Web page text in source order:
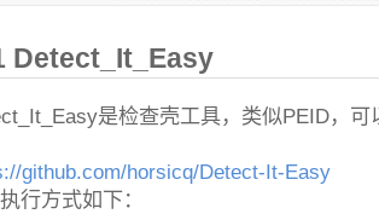
Detect_It_Easy
是检查壳工具，类似PEID，
github.com/horsicq/Detect-It-Easy
执行方式如下：